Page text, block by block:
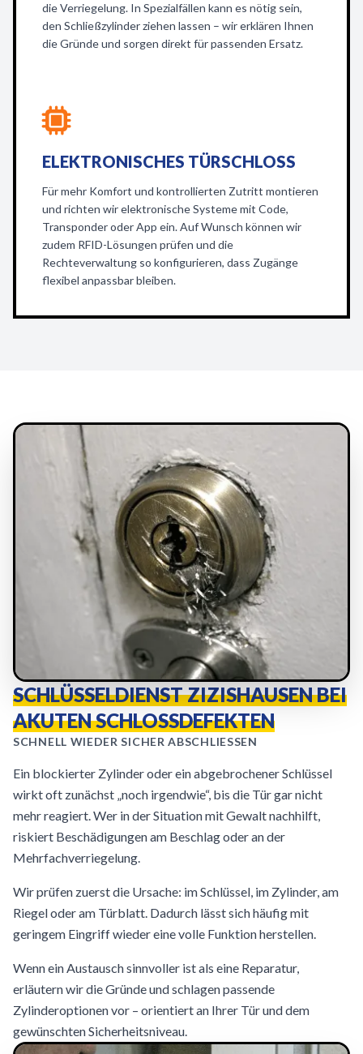
die Verriegelung. In Spezialfällen kann es nötig sein,
den Schließzylinder ziehen lassen – wir erklären Ihnen
die Gründe und sorgen direkt für passenden Ersatz.
ELEKTRONISCHES TÜRSCHLOSS
Für mehr Komfort und kontrollierten Zutritt montieren
und richten wir elektronische Systeme mit Code,
Transponder oder App ein. Auf Wunsch können wir
zudem RFID-Lösungen prüfen und die
Rechteverwaltung so konfigurieren, dass Zugänge
flexibel anpassbar bleiben.
SCHLÜSSELDIENST ZIZISHAUSEN BEI
AKUTEN SCHLOSSDEFEKTEN
SCHNELL WIEDER SICHER ABSCHLIESSEN
Ein blockierter Zylinder oder ein abgebrochener Schlüssel
wirkt oft zunächst „noch irgendwie“, bis die Tür gar nicht
mehr reagiert. Wer in der Situation mit Gewalt nachhilft,
riskiert Beschädigungen am Beschlag oder an der
Mehrfachverriegelung.
Wir prüfen zuerst die Ursache: im Schlüssel, im Zylinder, am
Riegel oder am Türblatt. Dadurch lässt sich häufig mit
geringem Eingriff wieder eine volle Funktion herstellen.
Wenn ein Austausch sinnvoller ist als eine Reparatur,
erläutern wir die Gründe und schlagen passende
Zylinderoptionen vor – orientiert an Ihrer Tür und dem
gewünschten Sicherheitsniveau.